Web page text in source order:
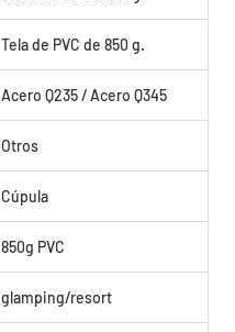
Tela de PVC de 850 g.
Acero Q235 / Acero Q345
Otros
Cúpula
850g PVC
glamping/resort